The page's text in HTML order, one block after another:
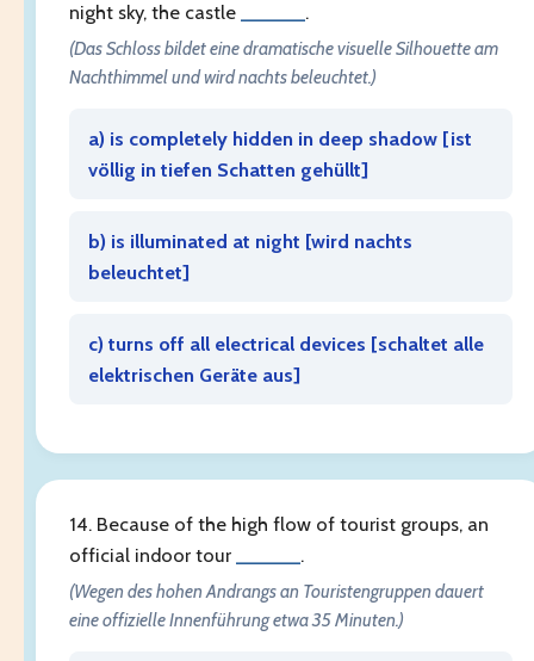
night sky, the castle .
(Das Schloss bildet eine dramatische visuelle Silhouette am
Nachthimmel und wird nachts beleuchtet.)
a) is completely hidden in deep shadow [ist
völlig in tiefen Schatten gehüllt]
b) is illuminated at night [wird nachts
beleuchtet]
c) turns off all electrical devices [schaltet alle
elektrischen Geräte aus]
14. Because of the high flow of tourist groups, an
official indoor tour
.
(Wegen des hohen Andrangs an Touristengruppen dauert
eine offizielle Innenführung etwa 35 Minuten.)